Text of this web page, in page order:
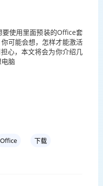
使用里面预装的Office套
可能会想，怎样才能激活
心，本文将会为你介绍几
脑
Office 下载